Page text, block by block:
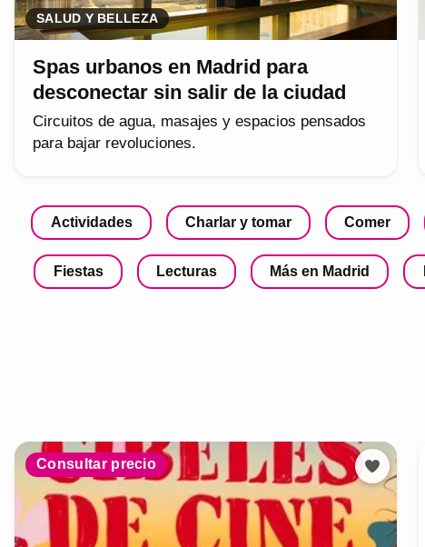
SALUD Y BELLEZA
Spas urbanos en Madrid para
desconectar sin salir de la ciudad
Circuitos de agua, masajes y espacios pensados
para bajar revoluciones.
Actividades Charlar y tomar Comer
Fiestas Lecturas Más en Madrid
Consultar precio